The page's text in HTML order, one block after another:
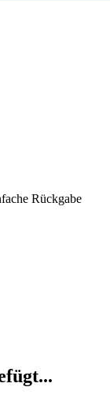
Rückgabe